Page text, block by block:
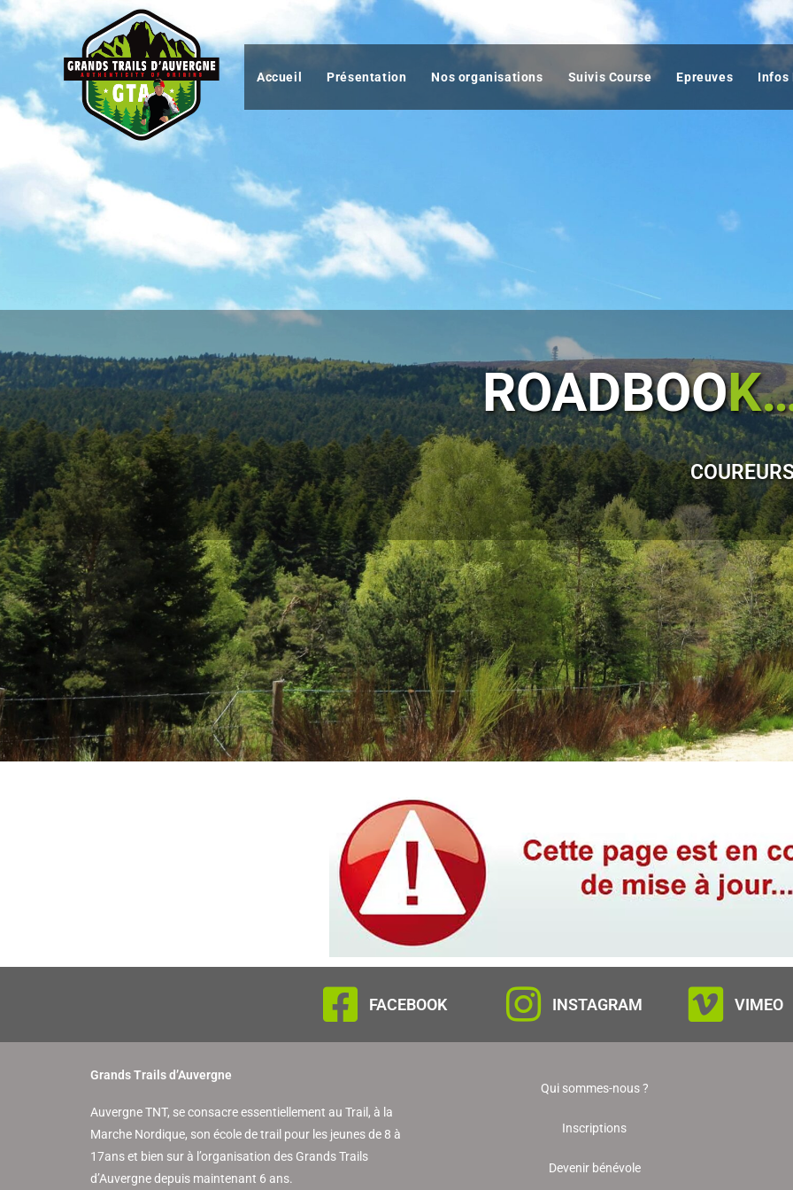
Accueil Présentation Nos organisations Suivis Course Epreuves Infos
ROADBOO
FACEBOOK INSTAGRAM VIMEO
Grands Trails d’Auvergne
Auvergne TNT, se consacre essentiellement au Trail, à la
Marche Nordique, son école de trail pour les jeunes de 8 à
17ans et bien sur à l’organisation des Grands Trails
d’Auvergne depuis maintenant 6 ans.
Qui sommes-nous ?
Inscriptions
Devenir bénévole